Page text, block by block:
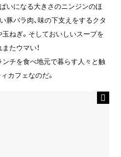
いになる大きさのニンジンのほ
豚バラ肉、味の下支えをするクタ
ねぎ。そしておいしいスープを
たウマい！
チを食べ地元で暮らす人々と触
カフェなのだ。